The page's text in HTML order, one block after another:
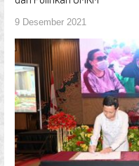
9 Desember 2021